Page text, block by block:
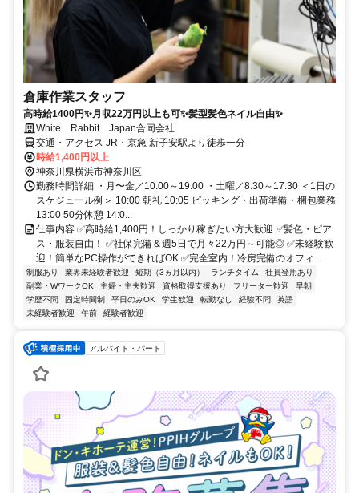
倉庫作業スタッフ
高時給1400円✨月収22万円以上も可✨髪型髪色ネイル自由✨
White Rabbit Japan合同会社
交通・アクセス JR・京急 新子安駅より徒歩一分
時給1,400円以上
神奈川県横浜市神奈川区
勤務時間詳細 ・月〜金／10:00～19:00 ・土曜／8:30～17:30 ＜1日の
スケジュール例＞ 10:00 朝礼 10:05 ピッキング・出荷準備・梱包業務
13:00 50分休憩 14:0...
仕事内容 ✅高時給1,400円！しっかり稼ぎたい方大歓迎 ✅髪色・ピア
ス・服装自由！ ✅社保完備＆週5日で月々22万円～可能◎ ✅未経験歓
迎！簡単なPC操作ができればOK ✅完全室内！冷房完備のオフィ...
制服あり 業界未経験者歓迎 短期（3ヵ月以内） ランチタイム
社員登用あり
副業・WワークOK
主婦・主夫歓迎 資格取得支援あり フリーター歓迎
早朝
学歴不問
固定時間制 平日のみOK 学生歓迎 転勤なし 経験不問
英語
未経験者歓迎
午前 経験者歓迎
アルバイト・パート